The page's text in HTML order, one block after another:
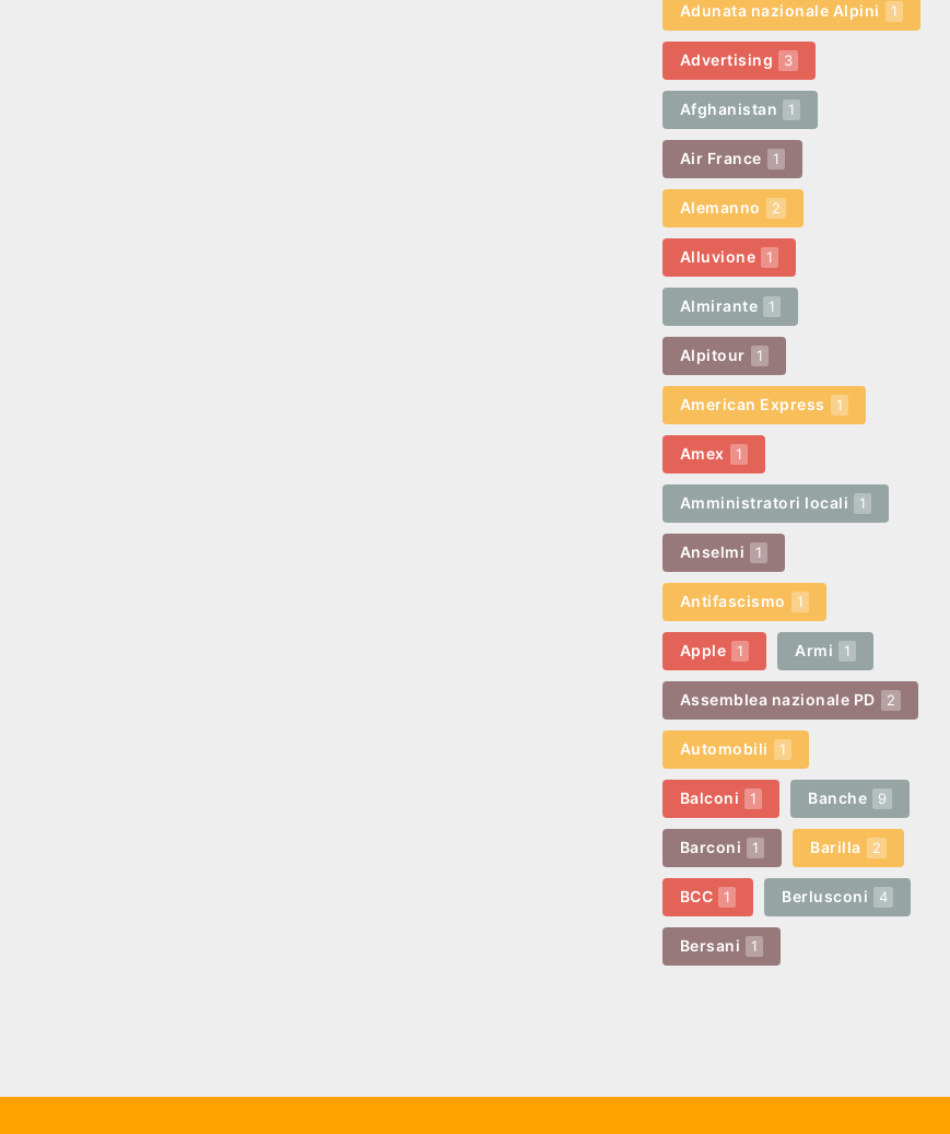
Adunata nazionale Alpini 1
Advertising 3
Afghanistan 1
Air France 1
Alemanno 2
Alluvione 1
Almirante 1
Alpitour 1
American Express 1
Amex 1
Amministratori locali 1
Anselmi 1
Antifascismo 1
Apple 1 Armi 1
Assemblea nazionale PD 2
Automobili 1
Balconi 1 Banche 9
Barconi 1 Barilla 2
BCC 1 Berlusconi 4
Bersani 1